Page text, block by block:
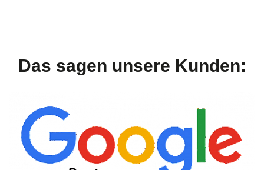
Das sagen unsere Kunden: